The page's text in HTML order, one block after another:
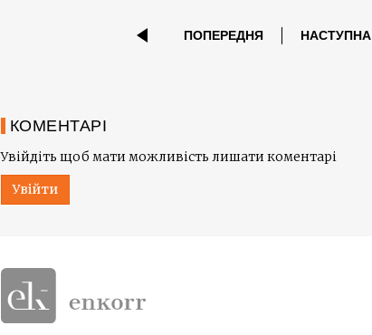
ПОПЕРЕДНЯ НАСТУПНА
КОМЕНТАРІ
Увійдіть щоб мати можливість лишати коментарі
Увійти